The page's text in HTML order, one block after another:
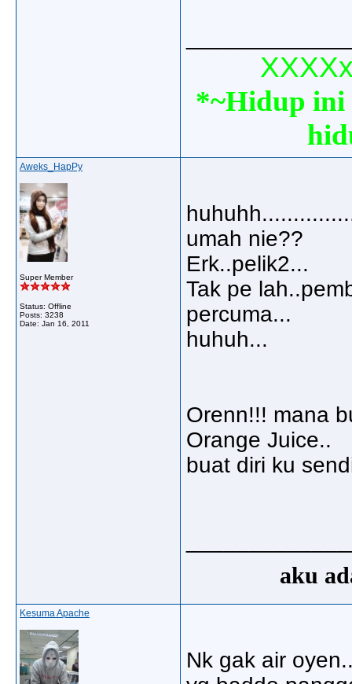
*~Hidup ini
Aweks_HapPy
Super Member
Status: Offline
Posts: 3238
Date: Jan 16, 2011
umah nie??
Erk..pelik2...
Tak pe
percuma...
huhuh...
Orenn!!! mana
Orange Juice..
buat diri ku
aku
Kesuma Apache
Nk gak air